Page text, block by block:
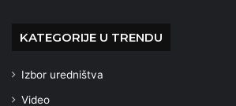
KATEGORIJE U TRENDU
Izbor uredništva
Video